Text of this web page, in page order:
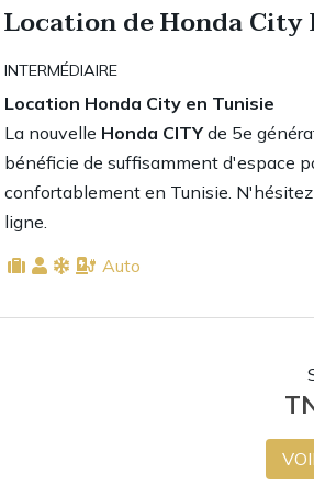
Location de Honda City
INTERMÉDIAIRE
Location Honda City en Tunisie
La nouvelle Honda CITYde 5e
bénéficie de suffisamment d'espace
confortablement en Tunisie.
ligne.
Auto